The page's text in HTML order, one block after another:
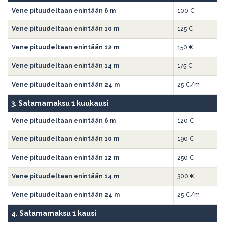
Vene pituudeltaan enintään 6 m 100 €
Vene pituudeltaan enintään 10 m 125 €
Vene pituudeltaan enintään 12 m 150 €
Vene pituudeltaan enintään 14 m 175 €
Vene pituudeltaan enintään 24 m 25 €/m
3. Satamamaksu 1 kuukausi
Vene pituudeltaan enintään 6 m 120 €
Vene pituudeltaan enintään 10 m 190 €
Vene pituudeltaan enintään 12 m 250 €
Vene pituudeltaan enintään 14 m 300 €
Vene pituudeltaan enintään 24 m 25 €/m
4. Satamamaksu 1 kausi